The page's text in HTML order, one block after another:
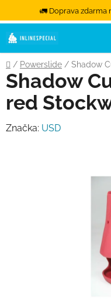
🚛 Doprava zdarma
Přejít na obsah
Domů
/ Powerslide / Shadow
Shadow
red
Značka: USD